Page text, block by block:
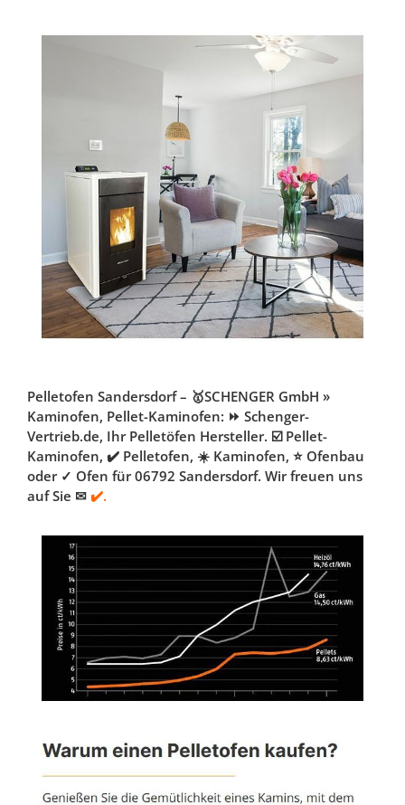
Pelletofen Sandersdorf – 🥇SCHENGER GmbH »
Kaminofen, Pellet-Kaminofen: ⏩ Schenger-
Vertrieb.de, Ihr Pelletöfen Hersteller. ☑️ Pellet-
Kaminofen, ✔️ Pelletofen, ☀️ Kaminofen, ⭐ Ofenbau
oder ✓ Ofen für 06792 Sandersdorf. Wir freuen uns
auf Sie ✉ ✔️.